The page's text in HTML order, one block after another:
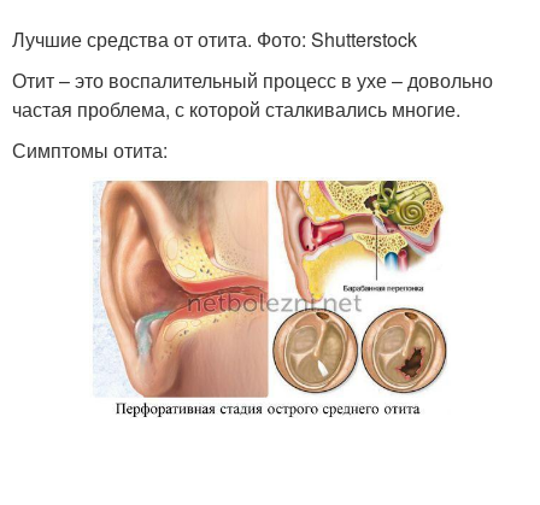
Лучшие средства от отита. Фото: Shutterstock
Отит – это воспалительный процесс в ухе – довольно
частая проблема, с которой сталкивались многие.
Симптомы отита: